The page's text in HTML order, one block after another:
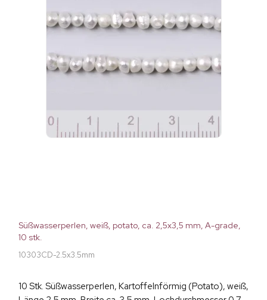
Süßwasserperlen, weiß, potato, ca. 2,5x3,5 mm, A-grade,
10 stk.
10303CD-2.5x3.5mm
10 Stk. Süßwasserperlen, Kartoffelnförmig (Potato), weiß,